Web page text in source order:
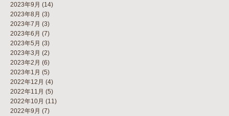
2023年9月 (14)
2023年8月 (3)
2023年7月 (3)
2023年6月 (7)
2023年5月 (3)
2023年3月 (2)
2023年2月 (6)
2023年1月 (5)
2022年12月 (4)
2022年11月 (5)
2022年10月 (11)
2022年9月 (7)